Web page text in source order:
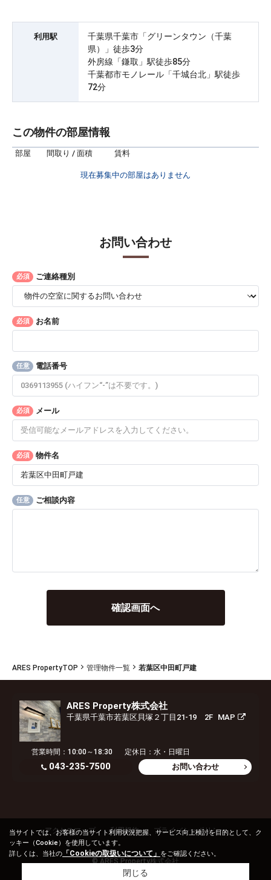
利用駅
千葉県千葉市「グリーンタウン（千葉
県）」徒歩3分
外房線「鎌取」駅徒歩85分
千葉都市モノレール「千城台北」駅徒歩
72分
この物件の部屋情報
部屋 間取り / 面積 賃料
現在募集中の部屋はありません
お問い合わせ
必須 ご連絡種別
必須 お名前
任意 電話番号
必須 メール
必須 物件名
任意 ご相談内容
ARES PropertyTOP 管理物件一覧 若葉区中田町戸建
ARES Property株式会社
千葉県千葉市若葉区貝塚２丁目21-19 2F MAP
営業時間：10:00～18:30 定休日：水・日曜日
043-235-7500 お問い合わせ
アクセスマップ 利用規約 プライバシーポリシー
© ARES Property株式会社
当サイトでは、お客様の当サイト利用状況把握、サービス向上検討を目的として、ク
ッキー（Cookie）を使用しています。
詳しくは、当社の 「Cookieの取扱いについて」 をご確認ください。
閉じる